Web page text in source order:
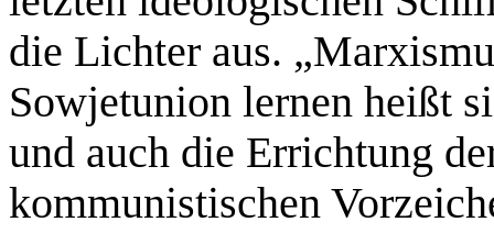
die Lichter aus.
Sowjetunion lernen heißt
und auch die Errichtung
kommunistischen